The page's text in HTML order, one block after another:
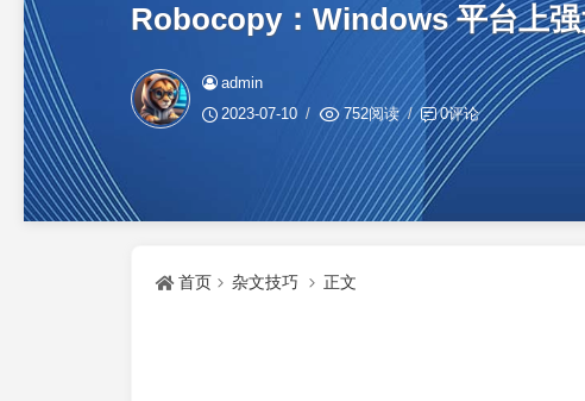
Robocopy：Windows 平台上
admin
2023-07-10
752阅读 0评论
首页 杂文技巧 正文